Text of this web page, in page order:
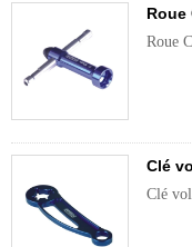
Roue
Roue
Clé
Clé